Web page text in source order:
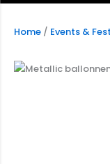
Home / Events &